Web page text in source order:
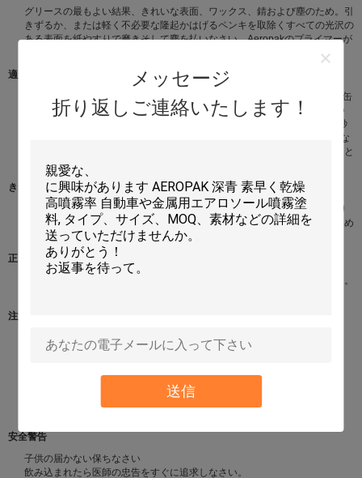
メッセージ
折り返しご連絡いたします！
送信
グリースの最もよい結果、きれいな表面、ワックス、錆および塵のため。引
きずるか、または軽く不必要な隆起かはげるペンキを取除くすべての光沢の
ある表面を紙やすりで磨きそして塵を払いなさい。Aeropakのプライマーが
付いている主な未加工材木か金属および十分に乾燥した許可するため。
適用
重要:使用の前に1分の間缶を活発に揺すりなさい。準備された表面からの缶
30cmを握って、左から右の表面働きを渡る連続的な動きで吹きかかる1つ
の軽い霧のコートを加えることによって始めなさい。休止は、30から60秒
の間置くように霧のコートがして最初のコートにそして90°で働く付加的な
コートを加える。より厚い終わりが要求されたら、余分コート間の少なくと
も1時間を認めなさい。既存のペンキのに常に塗った場合点検の両立性。
きれいにしなさい
ミネラルturpsか一般目的のシンナーとスプレーにきれいにしなさい。より
よい長期保管のために、回転はペンキが出て来ていないまで吹きかかるため
に逆さまにでき。
正しい処分
新聞へのスプレーの要らないプロダクトは無駄になることを気分にさせる。
注意
火か露出した炎の近くで使用してはいけない。
空穴をあけないでり、または焼却処分してはいけない。
50°C./122 Fの上で貯えてはいけない
目または表面の決してスプレー。
安全警告
子供の届かない保ちなさい
飲み込まれたら医師の忠告をすぐに追求しなさい。